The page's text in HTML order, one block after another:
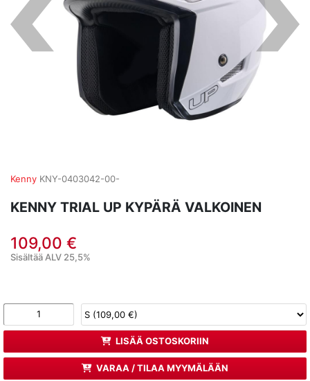
Kenny KNY-0403042-00-
KENNY TRIAL UP KYPÄRÄ VALKOINEN
109,00 €
Sisältää ALV 25,5%
LISÄÄ OSTOSKORIIN
VARAA / TILAA MYYMÄLÄÄN